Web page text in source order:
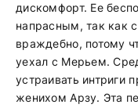
дискомфорт. Ее
напрасным, так как
враждебно, потому
уехал с Мерьем.
устраивать интриги
женихом Арзу. Эта